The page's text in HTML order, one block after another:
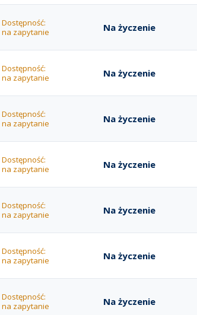
Dostępność:
na zapytanie
Na życzenie
Dostępność:
na zapytanie
Na życzenie
Dostępność:
na zapytanie
Na życzenie
Dostępność:
na zapytanie
Na życzenie
Dostępność:
na zapytanie
Na życzenie
Dostępność:
na zapytanie
Na życzenie
Dostępność:
na zapytanie
Na życzenie